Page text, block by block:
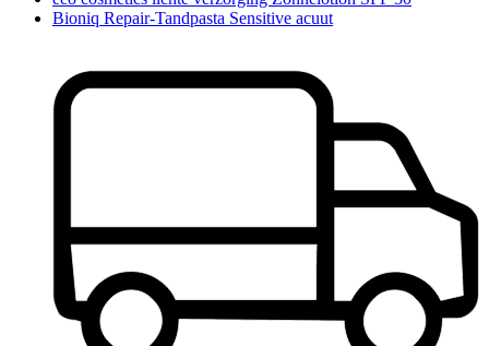
Bioniq Repair-Tandpasta Sensitive acuut